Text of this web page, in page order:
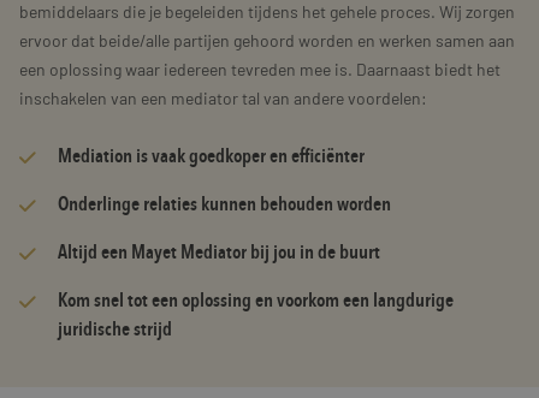
bemiddelaars die je begeleiden tijdens het gehele proces. Wij zorgen
ervoor dat beide/alle partijen gehoord worden en werken samen aan
een oplossing waar iedereen tevreden mee is. Daarnaast biedt het
inschakelen van een mediator tal van andere voordelen:
Mediation is vaak goedkoper en efficiënter
Onderlinge relaties kunnen behouden worden
Altijd een Mayet Mediator bij jou in de buurt
Kom snel tot een oplossing en voorkom een langdurige
juridische strijd